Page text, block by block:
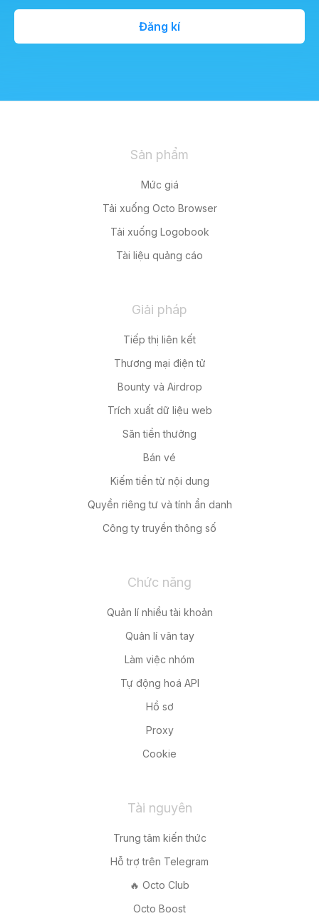
Đăng kí
Sản phẩm
Mức giá
Tải xuống Octo Browser
Tải xuống Logobook
Tài liệu quảng cáo
Giải pháp
Tiếp thị liên kết
Thương mại điện tử
Bounty và Airdrop
Trích xuất dữ liệu web
Săn tiền thưởng
Bán vé
Kiếm tiền từ nội dung
Quyền riêng tư và tính ẩn danh
Công ty truyền thông số
Chức năng
Quản lí nhiều tài khoản
Quản lí vân tay
Làm việc nhóm
Tự động hoá API
Hồ sơ
Proxy
Cookie
Tài nguyên
Trung tâm kiến thức
Hỗ trợ trên Telegram
🔥 Octo Club
Octo Boost